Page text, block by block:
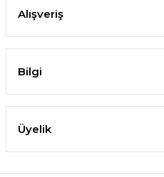
Alışveriş
Bilgi
Üyelik